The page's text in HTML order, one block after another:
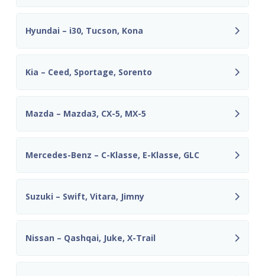
Hyundai – i30, Tucson, Kona
Kia – Ceed, Sportage, Sorento
Mazda – Mazda3, CX-5, MX-5
Mercedes-Benz – C-Klasse, E-Klasse, GLC
Suzuki – Swift, Vitara, Jimny
Nissan – Qashqai, Juke, X-Trail